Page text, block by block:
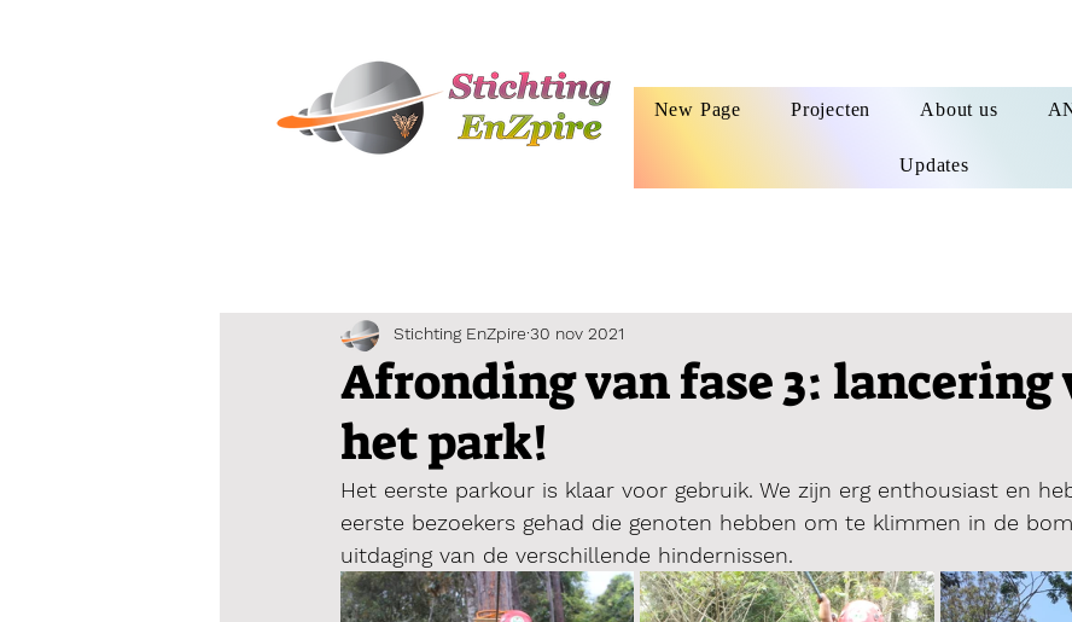
New Page Projecten About us
Updates
Afronding van fase 3: lancering
het park!
Stichting EnZpire 30 nov 2021
Het eerste parkour is klaar voor gebruik. We zijn erg enthousiast en
eerste bezoekers gehad die genoten hebben om te klimmen in de
uitdaging van de verschillende hindernissen.